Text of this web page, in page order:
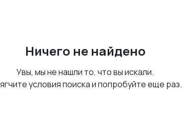
Ничего не найдено
Увы, мы не нашли то, что вы искали.
условия поиска и попробуйте еще раз.